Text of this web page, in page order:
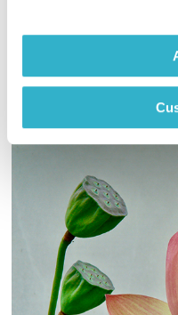
הצחוק, לעיתים אל